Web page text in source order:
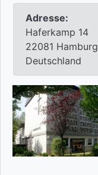
Adresse:
Haferkamp 14
22081 Hamburg
Deutschland